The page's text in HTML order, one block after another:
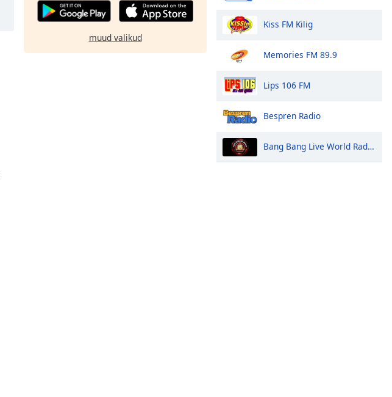
muud valikud
Kiss FM Kilig
Memories FM 89.9
Lips 106 FM
Bespren Radio
Bang Bang Live World Radio Station